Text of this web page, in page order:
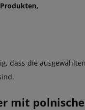
dass die
mit